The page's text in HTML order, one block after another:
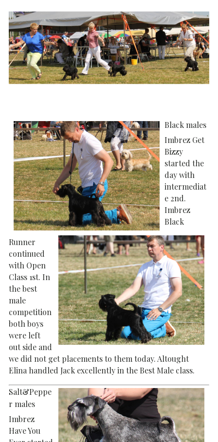
Black males
Imbrez Get
Bizzy
started the
day with
intermediat
e 2nd.
Imbrez
Black
Runner
continued
with Open
Class 1st. In
the best
male
competition
both boys
were left
out side and
we did not get placements to them today. Altought
Elina handled Jack excellently in the Best Male class.
Salt&Peppe
r males
Imbrez
Have You